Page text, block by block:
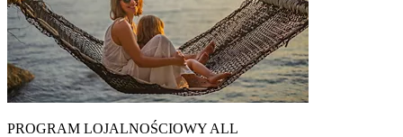
PROGRAM LOJALNOŚCIOWY ALL